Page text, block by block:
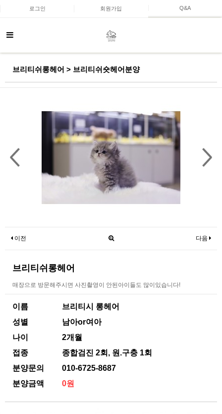
로그인 회원가입 Q&A
브리티쉬롱헤어 > 브리티쉬숏헤어분양
이전 다음
브리티쉬롱헤어
매장으로 방문해주시면 사진촬영이 안된아이들도 많이있습니다!
이름
브리티시 롱헤어
성별
남아or여아
나이
2개월
접종
종합검진 2회, 원.구충 1회
분양문의
010-6725-8687
분양금액
0원